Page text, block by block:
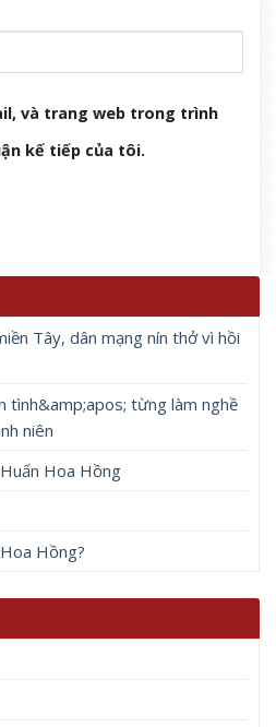
và trang web trong trình
kế tiếp của tôi.
Tây, dân mạng nín thở vì hồi
tình&amp;apos; từng làm nghề
niên
Hoa Hồng
Hồng?